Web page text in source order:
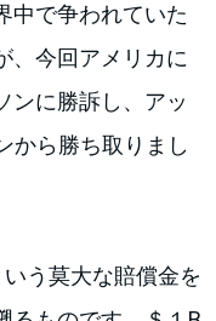
中で争われていた
、今回アメリカに
ンに勝訴し、アッ
から勝ち取りまし
う莫大な賠償金を